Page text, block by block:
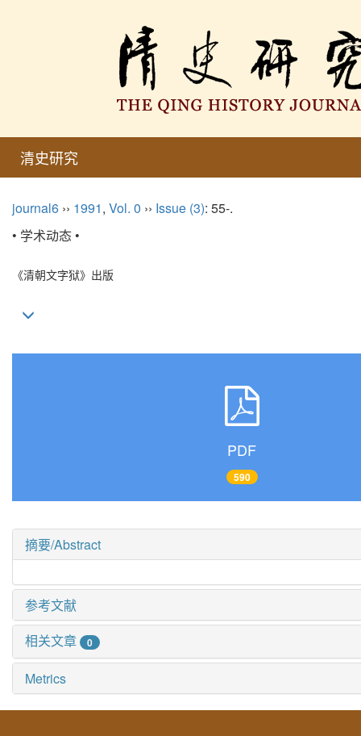
清史研究
journal6 ›› 1991, Vol. 0 ›› Issue (3): 55-.
• 学术动态 •
《清朝文字狱》出版
PDF
590
摘要/Abstract
参考文献
相关文章
0
Metrics